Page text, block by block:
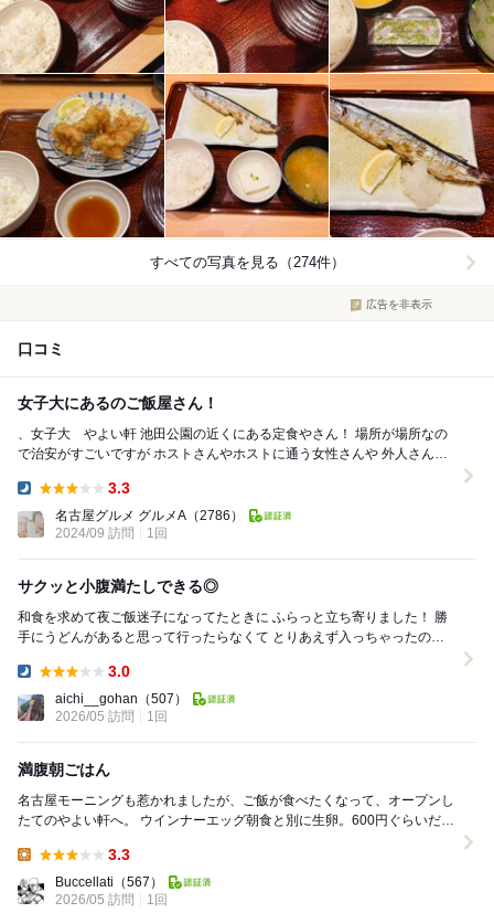
すべての写真を見る（274件）
広告を非表示
口コミ
女子大にあるのご飯屋さん！
、女子大 やよい軒 池田公園の近くにある定食やさん！ 場所が場所なの
で治安がすごいですが ホストさんやホストに通う女性さんや 外人さんや
3.3
名古屋グルメ グルメA （2786）
2024/09 訪問
1回
サクッと小腹満たしできる◎
和食を求めて夜ご飯迷子になってたときに ふらっと立ち寄りました！ 勝
手にうどんがあると思って行ったらなくて とりあえず入っちゃったので
3.0
aichi__gohan （507）
2026/05 訪問
1回
満腹朝ごはん
名古屋モーニングも惹かれましたが、ご飯が食べたくなって、オープンし
たてのやよい軒へ。 ウインナーエッグ朝食と別に生卵。600円ぐらいだっ
3.3
Buccellati （567）
2026/05 訪問
1回